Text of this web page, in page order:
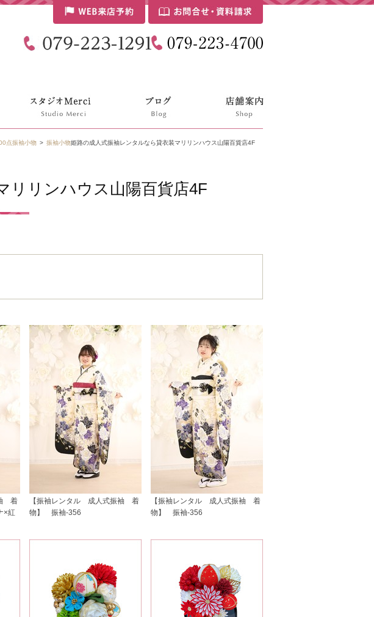
点振袖小物 振袖小物姫路の成人式振袖レンタルなら貸衣装マリリンハウス山陽百貨店4F
リリンハウス山陽百貨店4F
着
×紅
【振袖レンタル 成人式振袖 着
物】 振袖-356
【振袖レンタル 成人式振袖 着
物】 振袖-356